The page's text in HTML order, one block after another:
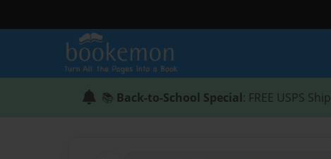
📚 Back-to-School Special: FREE USPS